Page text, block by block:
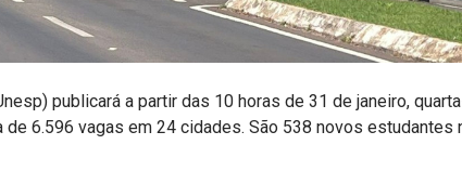
publicará a partir das 10 horas de 31 de janeiro,
6.596 vagas em 24 cidades. São 538 novos estudantes